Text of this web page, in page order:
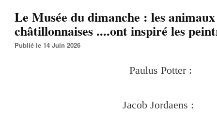
Le Musée du dimanche : les
châtillonnaises ....ont inspiré les
Publié le 14 Juin 2026
Paulus Potter :
Jacob Jordaens :